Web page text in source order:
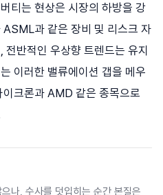
티는 현상은 시장의 하방을 강
과 같은 장비 및 리스크 자
반적인 우상향 트렌드는 유지
이러한 밸류에이션 갭을 메우
크론과 AMD 같은 종목으로
나, 수사를 덧입히는 순간 본질은